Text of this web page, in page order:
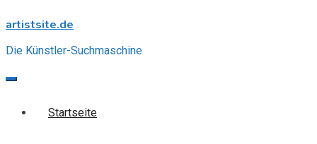
to
artistsite.de
Die Künstler-Suchmaschine
Startseite